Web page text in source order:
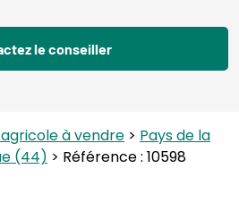
le conseiller
à vendre> Pays de la
(44)> Référence : 10598